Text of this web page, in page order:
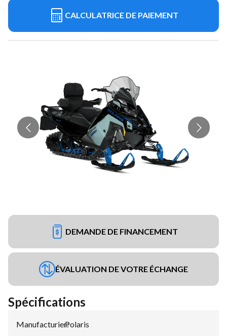
CALCULATRICE DE PAIEMENT
DEMANDE DE FINANCEMENT
ÉVALUATION DE VOTRE ÉCHANGE
Spécifications
Manufacturier:
Polaris